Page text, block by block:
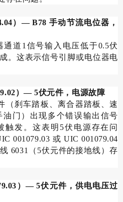
）— B78手动节流电位器，
通道 1 信号输入电压低于0.5伏
。这表示信号引脚或电位器电
）— 5伏元件，电源故障
（刹车踏板、离合器踏板、速
门）出现多个错误输出信号
触发。这表明 5伏电源存在问
001079.03 或 UIC 001079.04
6031 （ 5伏元件的接地线）存
）— 5伏元件，供电电压过